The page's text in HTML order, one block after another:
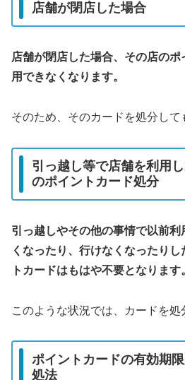
店舗が閉店した場合
店舗が閉店した場合、その店の
用できなくなります。
そのため、そのカードを処分して
引っ越し等で店舗を利用
のポイントカード処分
引っ越しやその他の事情で以前
くなったり、行けなくなったり
トカードはもはや不要となります
このような状況では、カードを処
ポイントカードの有効期
処法